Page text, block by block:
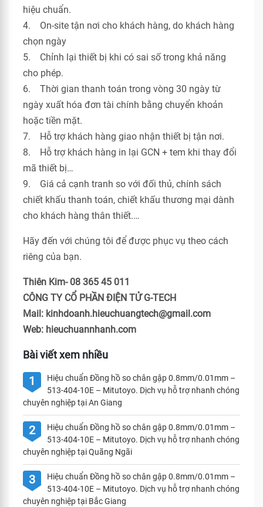
hiệu chuẩn.
4. On-site tận nơi cho khách hàng, do khách hàng
chọn ngày
5. Chỉnh lại thiết bị khi có sai số trong khả năng
cho phép.
6. Thời gian thanh toán trong vòng 30 ngày từ
ngày xuất hóa đơn tài chính bằng chuyển khoản
hoặc tiền mặt.
7. Hỗ trợ khách hàng giao nhận thiết bị tận nơi.
8. Hỗ trợ khách hàng in lại GCN + tem khi thay đổi
mã thiết bị…
9. Giá cả cạnh tranh so với đối thủ, chính sách
chiết khấu thanh toán, chiết khấu thương mại dành
cho khách hàng thân thiết.…
Hãy đến với chúng tôi để được phục vụ theo cách
riêng của bạn.
Thiên Kim- 08 365 45 011
CÔNG TY CỔ PHẦN ĐIỆN TỬ G-TECH
Mail: kinhdoanh.hieuchuangtech@gmail.com
Web: hieuchuannhanh.com
Bài viết xem nhiều
1
Hiệu chuẩn Đồng hồ so chân gập 0.8mm/0.01mm –
513-404-10E – Mitutoyo. Dịch vụ hỗ trợ nhanh chóng
chuyên nghiệp tại An Giang
2
Hiệu chuẩn Đồng hồ so chân gập 0.8mm/0.01mm –
513-404-10E – Mitutoyo. Dịch vụ hỗ trợ nhanh chóng
chuyên nghiệp tại Quãng Ngãi
3
Hiệu chuẩn Đồng hồ so chân gập 0.8mm/0.01mm –
513-404-10E – Mitutoyo. Dịch vụ hỗ trợ nhanh chóng
chuyên nghiệp tại Bắc Giang